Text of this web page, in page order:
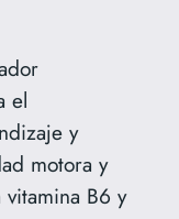
el
y
motora y
B6 y